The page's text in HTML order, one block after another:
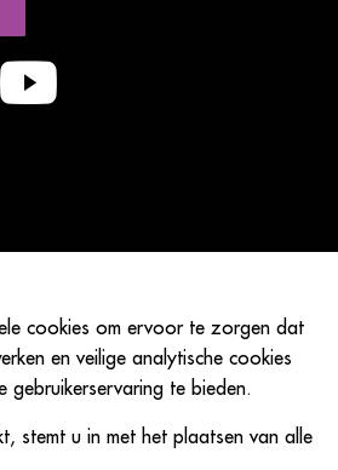
de Groot Online Media
cookies om ervoor te zorgen dat
en veilige analytische cookies
gebruikerservaring te bieden.
stemt u in met het plaatsen van alle